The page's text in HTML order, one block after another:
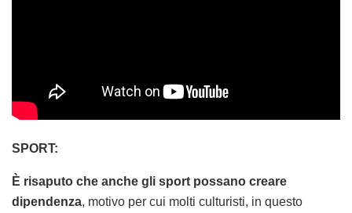
SPORT:
È risaputo che anche gli sport possano creare
dipendenza, motivo per cui molti culturisti, in questo